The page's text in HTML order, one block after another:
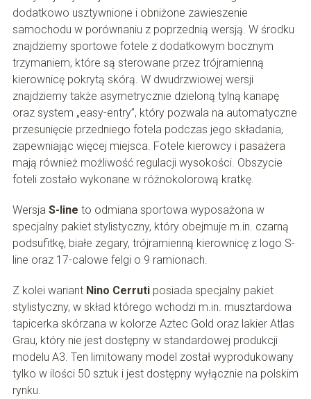
dodatkowo usztywnione i obniżone zawieszenie
samochodu w porównaniu z poprzednią wersją. W środku
znajdziemy sportowe fotele z dodatkowym bocznym
trzymaniem, które są sterowane przez trójramienną
kierownicę pokrytą skórą. W dwudrzwiowej wersji
znajdziemy także asymetrycznie dzieloną tylną kanapę
oraz system „easy-entry”, który pozwala na automatyczne
przesunięcie przedniego fotela podczas jego składania,
zapewniając więcej miejsca. Fotele kierowcy i pasażera
mają również możliwość regulacji wysokości. Obszycie
foteli zostało wykonane w różnokolorową kratkę.
Wersja S-line to odmiana sportowa wyposażona w
specjalny pakiet stylistyczny, który obejmuje m.in. czarną
podsufitkę, białe zegary, trójramienną kierownicę z logo S-
line oraz 17-calowe felgi o 9 ramionach.
Z kolei wariant Nino Cerrutiposiada specjalny pakiet
stylistyczny, w skład którego wchodzi m.in. musztardowa
tapicerka skórzana w kolorze Aztec Gold oraz lakier Atlas
Grau, który nie jest dostępny w standardowej produkcji
modelu A3. Ten limitowany model został wyprodukowany
tylko w ilości 50 sztuk i jest dostępny wyłącznie na polskim
rynku.